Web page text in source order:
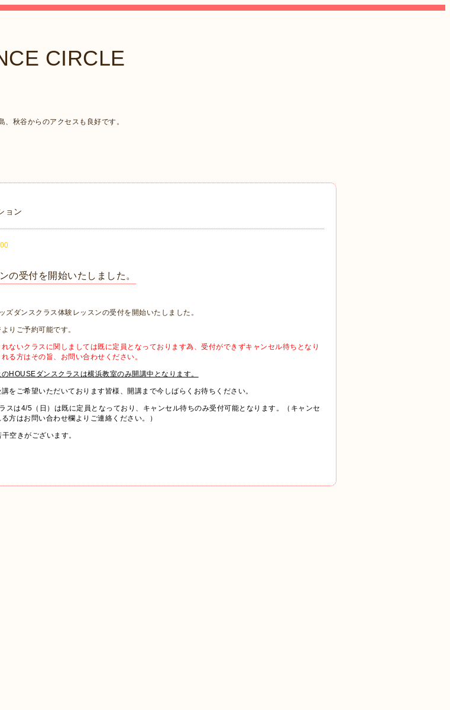
CIRCLE
秋谷からのアクセスも良好です。
ョン
の受付を開始いたしました。
ズダンスクラス体験レッスンの受付を開始いたしました。
りご予約可能です。
ないクラスに関しましては既に定員となっております為、受付ができずキャンセル待ちとなり
る方はその旨、お問い合わせください。
HOUSEダンスクラスは横浜教室のみ開講中となります。
をご希望いただいております皆様、開講まで今しばらくお待ちください。
スは4/5（日）は既に定員となっており、キャンセル待ちのみ受付可能となります。（キャンセ
方はお問い合わせ欄よりご連絡ください。）
空きがございます。